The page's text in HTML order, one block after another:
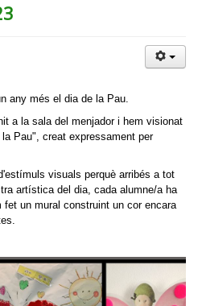
any més el dia de la Pau.
a la sala del menjador i hem visionat
Pau", creat expressament per
visuals perquè arribés a tot
artística del dia, cada alumne/a ha
un mural construint un cor encara